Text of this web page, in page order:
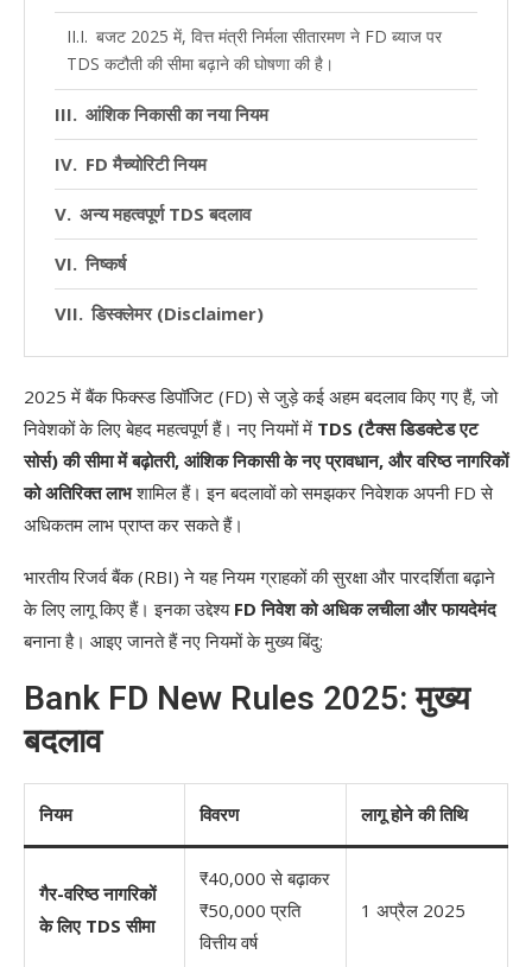
बजट 2025 में, वित्त मंत्री निर्मला सीतारमण ने FD ब्याज पर
TDS कटौती की सीमा बढ़ाने की घोषणा की है।
आंशिक निकासी का नया नियम
FD मैच्योरिटी नियम
अन्य महत्वपूर्ण TDS बदलाव
निष्कर्ष
डिस्क्लेमर (Disclaimer)
2025 में बैंक फिक्स्ड डिपॉजिट (FD) से जुड़े कई अहम बदलाव किए गए हैं, जो
निवेशकों के लिए बेहद महत्वपूर्ण हैं। नए नियमों में TDS (टैक्स डिडक्टेड एट
सोर्स) की सीमा में बढ़ोतरी, आंशिक निकासी के नए प्रावधान, और वरिष्ठ नागरिकों
को अतिरिक्त लाभशामिल हैं। इन बदलावों को समझकर निवेशक अपनी FD से
अधिकतम लाभ प्राप्त कर सकते हैं।
भारतीय रिजर्व बैंक (RBI) ने यह नियम ग्राहकों की सुरक्षा और पारदर्शिता बढ़ाने
के लिए लागू किए हैं। इनका उद्देश्य FD निवेश को अधिक लचीला और फायदेमंद
बनाना है। आइए जानते हैं नए नियमों के मुख्य बिंदु:
Bank FD New Rules 2025: मुख्य
बदलाव
नियम विवरण लागू होने की तिथि
गैर-वरिष्ठ नागरिकों
के लिए TDS सीमा
₹40,000 से बढ़ाकर
₹50,000 प्रति
वित्तीय वर्ष
1 अप्रैल 2025